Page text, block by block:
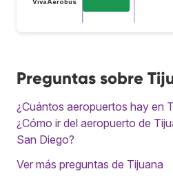
Preguntas sobre
¿Cuántos aeropuertos hay en
¿Cómo ir del aeropuerto de
San Diego?
Ver más preguntas de Tijuana